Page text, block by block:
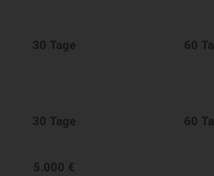
30 Tage 60
30 Tage 60
5.000 €